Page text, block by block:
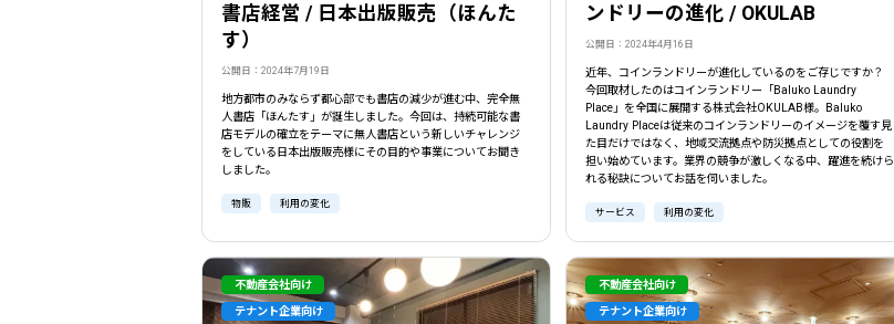
書店経営 / 日本出版販売（ほんた
す）
公開日：2024年7月19日
地方都市のみならず都心部でも書店の減少が進む中、完全無
人書店「ほんたす」が誕生しました。今回は、持続可能な書
店モデルの確立をテーマに無人書店という新しいチャレンジ
をしている日本出版販売様にその目的や事業についてお聞き
しました。
物販 利用の変化
ンドリーの進化 / OKULAB
公開日：2024年4月16日
近年、コインランドリーが進化しているのをご存じですか？
今回取材したのはコインランドリー「Baluko Laundry
Place」を全国に展開する株式会社OKULAB様。Baluko
Laundry Placeは従来のコインランドリーのイメージを覆す見
た目だけではなく、地域交流拠点や防災拠点としての役割を
担い始めています。業界の競争が激しくなる中、躍進を続けら
れる秘訣についてお話を伺いました。
サービス 利用の変化
不動産会社向け
テナント企業向け
不動産会社向け
テナント企業向け